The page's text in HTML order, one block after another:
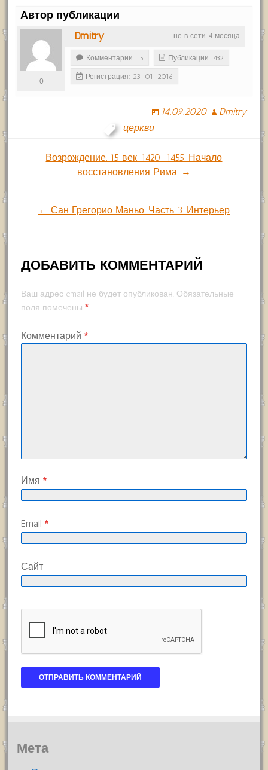
Автор публикации
не в сети 4 месяца
Dmitry
0
Комментарии: 15 Публикации: 432
Регистрация: 23-01-2016
14.09.2020
Dmitry
церкви
Навигация
записям
Возрождение. 15 век. 1420-1455. Начало
восстановления Рима. →
← Сан Грегорио Маньо. Часть 3. Интерьер
ДОБАВИТЬ КОММЕНТАРИЙ
Ваш адрес email не будет опубликован. Обязательные
поля помечены *
Комментарий *
Имя *
Email *
Сайт
Мета